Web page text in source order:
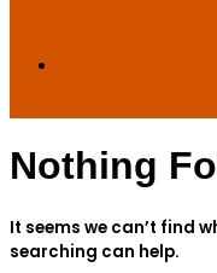
for
Nothing
It seems we can’t find
searching can help.